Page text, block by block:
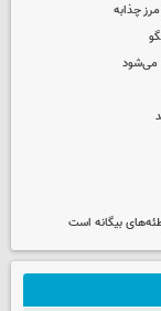
بیگانه است